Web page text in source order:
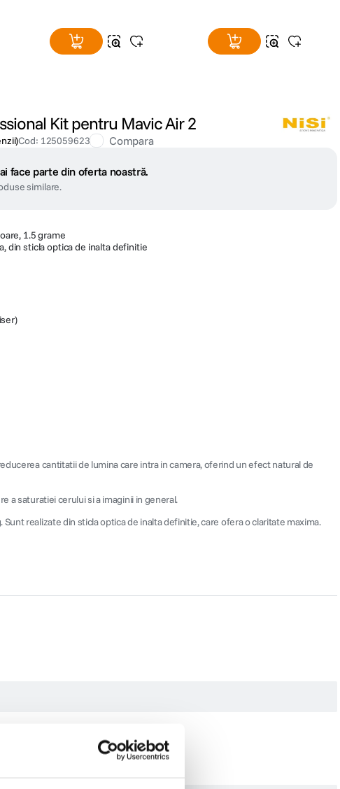
Kit pentru Mavic Air 2
)Cod: 125059623 Compara
face parte din oferta noastră.
similare.
1.5 grame
din sticla optica de inalta definitie
cantitatii de lumina care intra in camera, oferind un efect natural de
a saturatiei cerului si a imaginii in general.
realizate din sticla optica de inalta definitie, care ofera o claritate maxima.